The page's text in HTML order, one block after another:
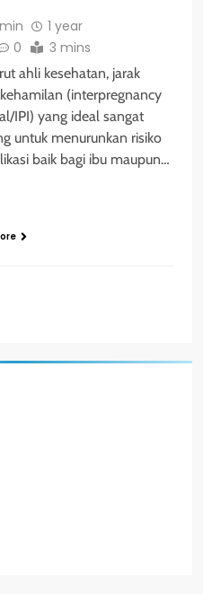
1 year
0 3 mins
ahli kesehatan, jarak
(interpregnancy
IPI) yang ideal sangat
untuk menurunkan risiko
baik bagi ibu maupun…